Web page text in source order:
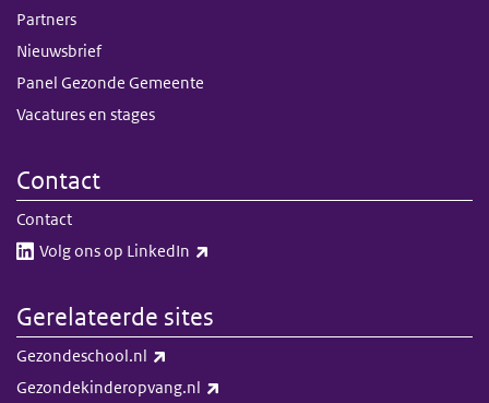
Partners
Nieuwsbrief
Panel Gezonde Gemeente
Vacatures en stages
Contact
Contact
Volg ons op LinkedIn​​
Gerelateerde sites
Gezondeschool.nl
Gezondekinderopvang.nl